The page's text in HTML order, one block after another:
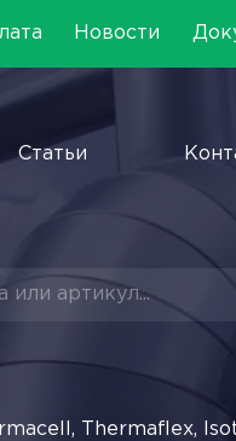
Новости
Статьи
Thermaflex,